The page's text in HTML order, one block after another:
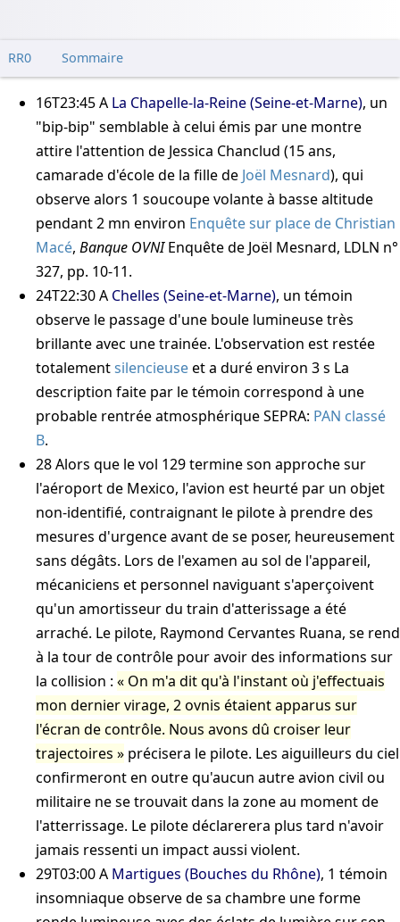
RR0 Sommaire
16T23:45A La Chapelle-la-Reine (Seine-et-Marne), un
"bip-bip" semblable à celui émis par une montre
attire l'attention de Jessica Chanclud (15 ans,
camarade d'école de la fille de Joël Mesnard), qui
observe alors 1 soucoupe volante à basse altitude
pendant 2 mn environ Enquête sur place de Christian
Macé, Banque OVNI Enquête de Joël Mesnard, LDLN n°
327, pp. 10-11.
24T22:30A Chelles (Seine-et-Marne), un témoin
observe le passage d'une boule lumineuse très
brillante avec une trainée. L'observation est restée
totalementsilencieuseet a duré environ 3 s La
description faite par le témoin correspond à une
probable rentrée atmosphériqueSEPRA: PAN classé
B.
28Alors que le vol 129 termine son approche sur
l'aéroport de Mexico, l'avion est heurté par un objet
non-identifié, contraignant le pilote à prendre des
mesures d'urgence avant de se poser, heureusement
sans dégâts. Lors de l'examen au sol de l'appareil,
mécaniciens et personnel naviguant s'aperçoivent
qu'un amortisseur du train d'atterissage a été
arraché. Le pilote, Raymond Cervantes Ruana, se rend
à la tour de contrôle pour avoir des informations sur
la collision :
On m'a dit qu'à l'instant où j'effectuais
mon dernier virage, 2 ovnis étaient apparus sur
l'écran de contrôle. Nous avons dû croiser leur
trajectoires
précisera le pilote. Les aiguilleurs du ciel
confirmeront en outre qu'aucun autre avion civil ou
militaire ne se trouvait dans la zone au moment de
l'atterrissage. Le pilote déclarerera plus tard n'avoir
jamais ressenti un impact aussi violent.
29T03:00A Martigues (Bouches du Rhône), 1 témoin
insomniaque observe de sa chambre une forme